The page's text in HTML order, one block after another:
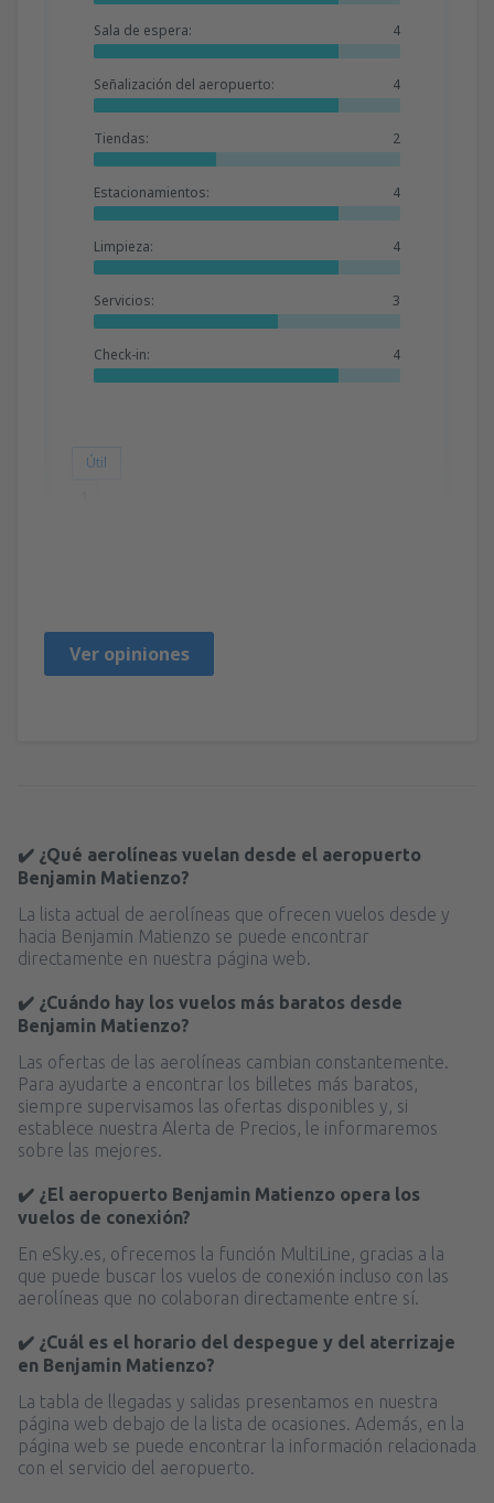
Sala de espera: 4
Señalización del aeropuerto: 4
Tiendas: 2
Estacionamientos: 4
Limpieza: 4
Servicios: 3
Check-in: 4
Útil
Ver opiniones
✔️ ¿Qué aerolíneas vuelan desde el aeropuerto
Benjamin Matienzo?
La lista actual de aerolíneas que ofrecen vuelos desde y
hacia Benjamin Matienzo se puede encontrar
directamente en nuestra página web.
✔️ ¿Cuándo hay los vuelos más baratos desde
Benjamin Matienzo?
Las ofertas de las aerolíneas cambian constantemente.
Para ayudarte a encontrar los billetes más baratos,
siempre supervisamos las ofertas disponibles y, si
establece nuestra Alerta de Precios, le informaremos
sobre las mejores.
✔️ ¿El aeropuerto Benjamin Matienzo opera los
vuelos de conexión?
En eSky.es, ofrecemos la función MultiLine, gracias a la
que puede buscar los vuelos de conexión incluso con las
aerolíneas que no colaboran directamente entre sí.
✔️ ¿Cuál es el horario del despegue y del aterrizaje
en Benjamin Matienzo?
La tabla de llegadas y salidas presentamos en nuestra
página web debajo de la lista de ocasiones. Además, en la
página web se puede encontrar la información relacionada
con el servicio del aeropuerto.